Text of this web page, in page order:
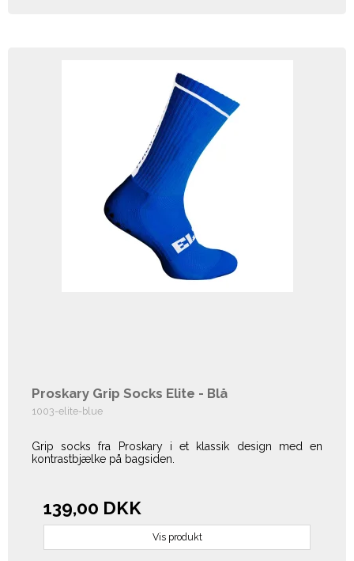
Proskary Grip Socks Elite - Blå
1003-elite-blue
Grip socks fra Proskary i et klassik design med en
kontrastbjælke på bagsiden.
139,00 DKK
Vis produkt